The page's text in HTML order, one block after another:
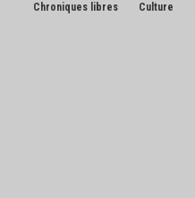
Chroniques libres Culture